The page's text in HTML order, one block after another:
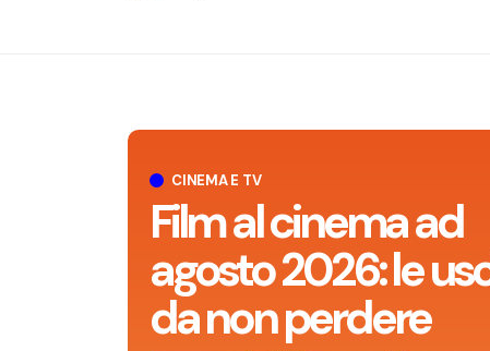
CINEMA E TV
Film al cinema ad
agosto 2026: le
da non perdere